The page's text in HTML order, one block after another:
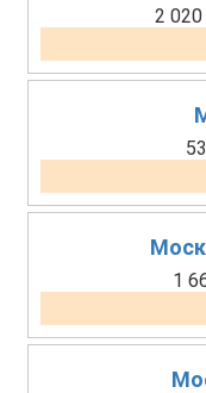
2
1